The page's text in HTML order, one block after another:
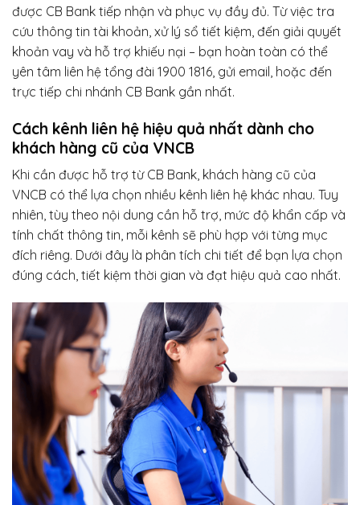
được CB Bank tiếp nhận và phục vụ đầy đủ. Từ việc tra
cứu thông tin tài khoản, xử lý sổ tiết kiệm, đến giải quyết
khoản vay và hỗ trợ khiếu nại – bạn hoàn toàn có thể
yên tâm liên hệ tổng đài 1900 1816, gửi email, hoặc đến
trực tiếp chi nhánh CB Bank gần nhất.
Cách kênh liên hệ hiệu quả nhất dành cho
khách hàng cũ của VNCB
Khi cần được hỗ trợ từ CB Bank, khách hàng cũ của
VNCB có thể lựa chọn nhiều kênh liên hệ khác nhau. Tuy
nhiên, tùy theo nội dung cần hỗ trợ, mức độ khẩn cấp và
tính chất thông tin, mỗi kênh sẽ phù hợp với từng mục
đích riêng. Dưới đây là phân tích chi tiết để bạn lựa chọn
đúng cách, tiết kiệm thời gian và đạt hiệu quả cao nhất.